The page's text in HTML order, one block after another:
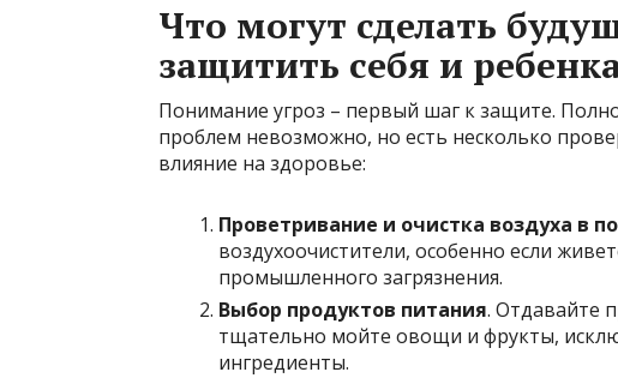
Что могут сделать
защитить себя и
Понимание угроз – первый шаг к защите.
проблем невозможно, но есть несколько
влияние на здоровье:
Проветривание и очистка воздуха в
воздухоочистители, особенно если
промышленного загрязнения.
Выбор продуктов питания. Отдавайте
тщательно мойте овощи и фрукты,
ингредиенты.